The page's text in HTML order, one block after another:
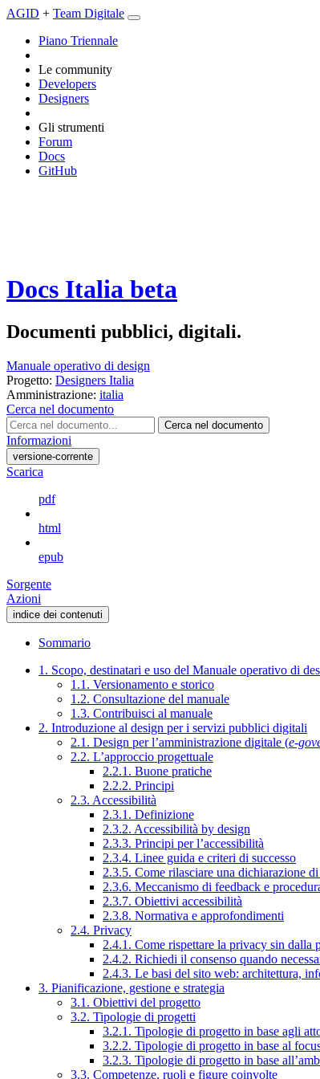
AGID + Team Digitale
Piano Triennale
Le community
Developers
Designers
Gli strumenti
Forum
Docs
GitHub
Docs Italia beta
Documenti pubblici, digitali.
Manuale operativo di design
Progetto: Designers Italia
Amministrazione: italia
Cerca nel documento
Cerca nel documento
Informazioni
versione-corrente
Scarica
pdf
html
epub
Sorgente
Azioni
indice dei contenuti
Sommario
1. Scopo, destinatari e uso del Manuale operativo di
1.1. Versionamento e storico
1.2. Consultazione del manuale
1.3. Contribuisci al manuale
2. Introduzione al design per i servizi pubblici digitali
2.1. Design per l’amministrazione digitale (e-
2.2. L’approccio progettuale
2.2.1. Buone pratiche
2.2.2. Principi
2.3. Accessibilità
2.3.1. Definizione
2.3.2. Accessibilità by design
2.3.3. Principi per l’accessibilità
2.3.4. Linee guida e criteri di successo
2.3.5. Come rilasciare una dichiarazione
2.3.6. Meccanismo di feedback e
2.3.7. Obiettivi accessibilità
2.3.8. Normativa e approfondimenti
2.4. Privacy
2.4.1. Come rispettare la privacy sin
2.4.2. Richiedi il consenso quando
2.4.3. Le basi del sito web: architettura,
3. Pianificazione, gestione e strategia
3.1. Obiettivi del progetto
3.2. Tipologie di progetti
3.2.1. Tipologie di progetto in base agli
3.2.2. Tipologie di progetto in base al
3.2.3. Tipologie di progetto in base
3.3. Competenze, ruoli e figure coinvolte